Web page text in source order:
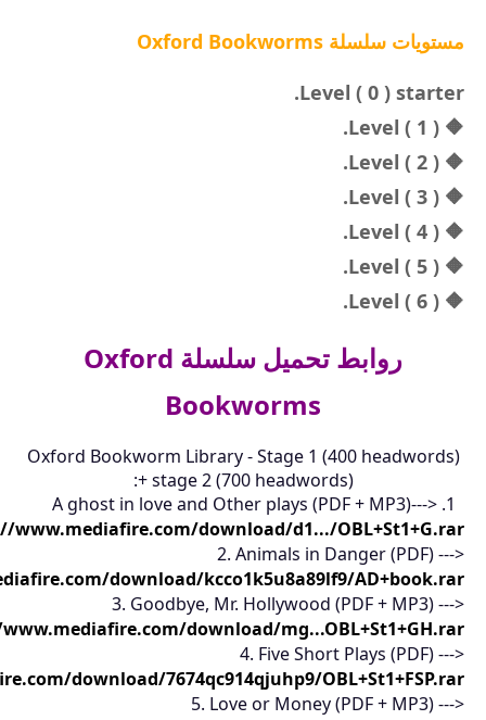
مستويات سلسلة Oxford Bookworms
🔶 Level ( 6 ).
روابط تحميل سلسلة Oxford
Bookworms
Oxford Bookworm Library - Stage 1 (400 headwords)
+ stage 2 (700 headwords):
www.mediafire.com/download/d1.../OBL+St1+G.rar
2. Animals in Danger (PDF) --->
download/kcco1k5u8a89lf9/AD+book.rar
3. Goodbye, Mr. Hollywood (PDF + MP3) --->
download/mg...OBL+St1+GH.rar
4. Five Short Plays (PDF) --->
download/7674qc914qjuhp9/OBL+St1+FSP.rar
5. Love or Money (PDF + MP3) --->